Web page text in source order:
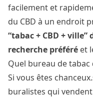
facilement et
du CBD à un endroit
“tabac + CBD +
recherche préféré et
Quel bureau de tabac
Si vous êtes
buralistes qui